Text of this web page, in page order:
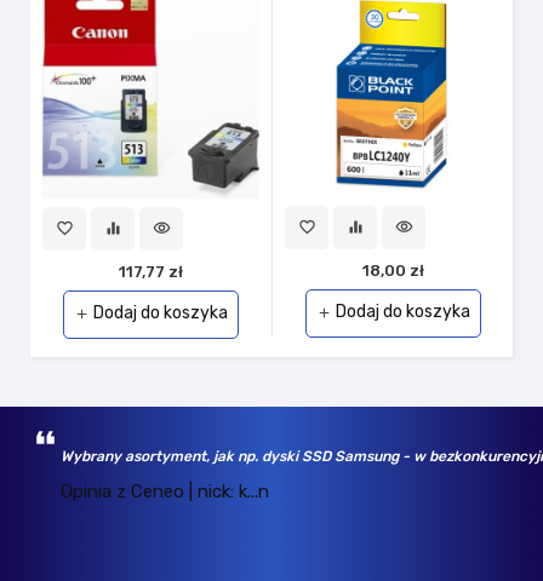
favorite_border equalizer visibility
117,77 zł
add Dodaj do koszyka
favorite_border equalizer visibility
18,00 zł
add Dodaj do koszyka
Wybrany asortyment, jak np. dyski SSD Samsung - w
Opinia z Ceneo | nick: k...n